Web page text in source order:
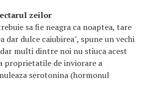
zeilor
sa fie neagra ca noaptea, tare
dar dulce caiubirea", spune un vechi
multi dintre noi nu stiuca acest
proprietatile de inviorare a
serotonina (hormonul